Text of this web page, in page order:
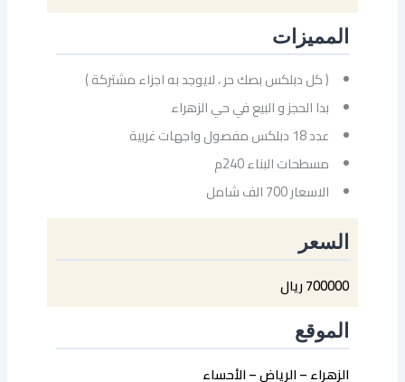
المميزات
( كل دبلكس بصك حر ، لايوجد به اجزاء مشتركة )
بدا الحجز و البيع في حي الزهراء
عدد 18 دبلكس مفصول واجهات غربية
مسطحات البناء 240م
الاسعار 700 الف شامل
السعر
700000 ريال
الموقع
الزهراء – الرياض – الأحساء